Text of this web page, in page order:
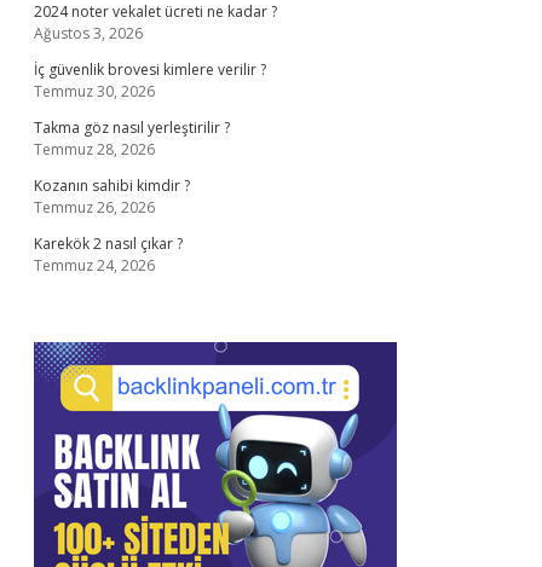
2024 noter vekalet ücreti ne kadar ?
Ağustos 3, 2026
İç güvenlik brovesi kimlere verilir ?
Temmuz 30, 2026
Takma göz nasıl yerleştirilir ?
Temmuz 28, 2026
Kozanın sahibi kimdir ?
Temmuz 26, 2026
Karekök 2 nasıl çıkar ?
Temmuz 24, 2026